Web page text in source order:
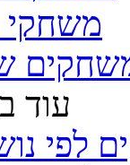
משחקי
עוד
לפי